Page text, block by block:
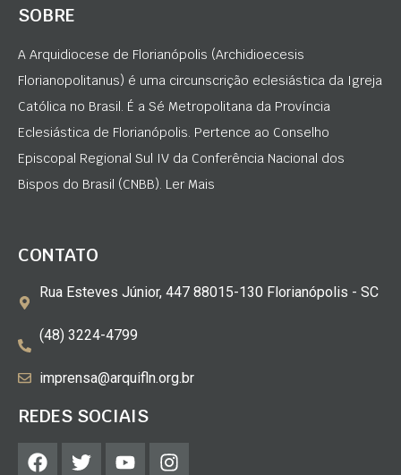
SOBRE
A Arquidiocese de Florianópolis (Archidioecesis
Florianopolitanus) é uma circunscrição eclesiástica da Igreja
Católica no Brasil. É a Sé Metropolitana da Província
Eclesiástica de Florianópolis. Pertence ao Conselho
Episcopal Regional Sul IV da Conferência Nacional dos
Bispos do Brasil (CNBB). Ler Mais
CONTATO
Rua Esteves Júnior, 447 88015-130 Florianópolis - SC
(48) 3224-4799
imprensa@arquifln.org.br
REDES SOCIAIS